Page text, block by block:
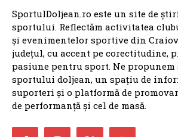
SportulDoljean.ro este un site de
sportului. Reflectăm activitatea
și evenimentelor sportive din
județul, cu accent pe corectitudine,
pasiune pentru sport. Ne propunem
sportului doljean, un spațiu de
suporteri și o platformă de
de performanță și cel de masă.